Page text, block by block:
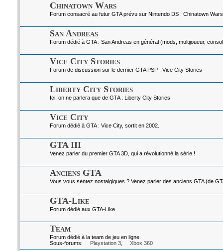
Chinatown Wars
Forum consacré au futur GTA prévu sur Nintendo DS : Chinatown Wars
San Andreas
Forum dédié à GTA : San Andreas en général (mods, multijoueur,
Vice City Stories
Forum de discussion sur le dernier GTA PSP : Vice City Stories
Liberty City Stories
Ici, on ne parlera que de GTA : Liberty City Stories
Vice City
Forum dédié à GTA : Vice City, sortit en 2002.
GTA III
Venez parler du premier GTA 3D, qui a révolutionné la série !
Anciens GTA
Vous vous sentez nostalgiques ? Venez parler des anciens GTA (de
GTA-Like
Forum dédié aux GTA-Like
Team
Forum dédié à la team de jeu en ligne.
Sous-forums:
Playstation 3, Xbox 360